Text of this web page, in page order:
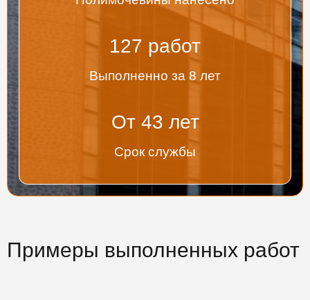
135 работ
Выполненно за 8 лет
От 45 лет
Срок службы
Примеры выполненных работ